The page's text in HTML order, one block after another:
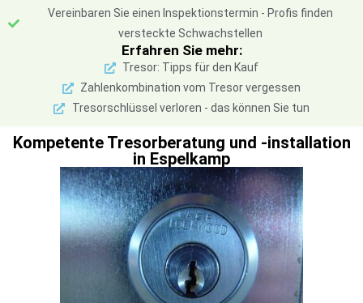
Vereinbaren Sie einen Inspektionstermin - Profis finden
versteckte Schwachstellen
Erfahren Sie mehr:
Tresor: Tipps für den Kauf
Zahlenkombination vom Tresor vergessen
Tresorschlüssel verloren - das können Sie tun
Kompetente Tresorberatung und -installation
in Espelkamp